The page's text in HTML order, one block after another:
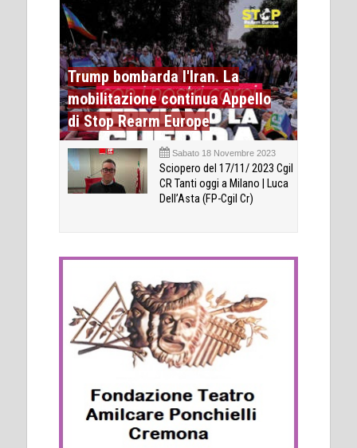
Trump bombarda l'Iran. La
mobilitazione continua Appello
di Stop Rearm Europe
Sabato 18 Novembre 2023
Sciopero del 17/11/ 2023 Cgil
CR Tanti oggi a Milano | Luca
Dell’Asta (FP-Cgil Cr)